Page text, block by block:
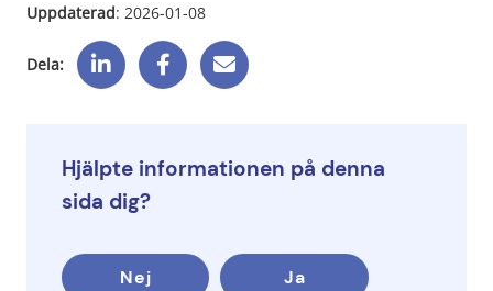
Uppdaterad: 2026-01-08
Dela:
Hjälpte informationen på denna
sida dig?
Nej Ja